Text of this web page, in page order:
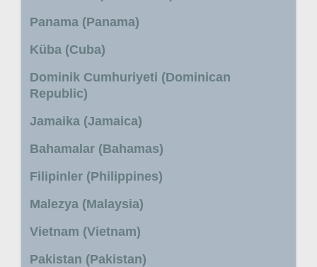
Panama (Panama)
Küba (Cuba)
Dominik Cumhuriyeti (Dominican
Republic)
Jamaika (Jamaica)
Bahamalar (Bahamas)
Filipinler (Philippines)
Malezya (Malaysia)
Vietnam (Vietnam)
Pakistan (Pakistan)